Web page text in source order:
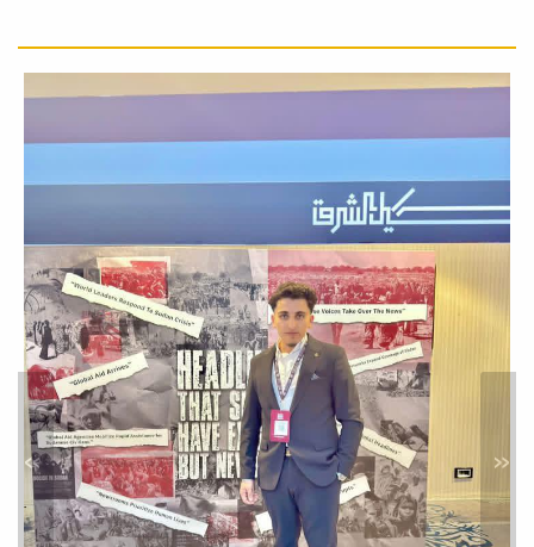
الورقية والإلكترونية
استقبلت كلية الاقتصاد والعلوم السياسية
يوم الأحد 17-05-2026، لجنة تقييم نظم
التوثيق...
تطبيق إدارة الجودة الشاملة
أخبار
تم يوم الأحد 17-05-2026، عند الساعة
(11:30) صباحاً بقسم الجودة وتقييم الأداء
بالكلية،...
» «